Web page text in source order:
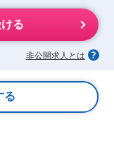
る
非公開求人とは
る